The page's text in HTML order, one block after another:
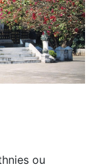
ou